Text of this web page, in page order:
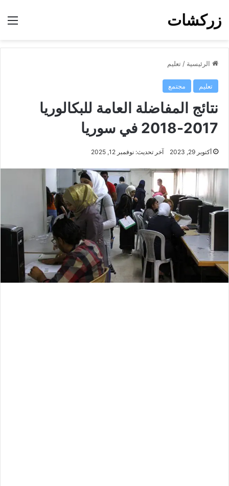
زركشات
الرئيسية / تعليم
تعليم مجتمع
نتائج المفاضلة العامة للبكالوريا
2017-2018 في سوريا
أكتوبر 29, 2023 آخر تحديث: نوفمبر 12, 2025